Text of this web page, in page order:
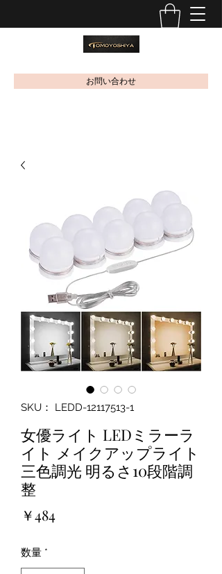
お問い合わせ
SKU： LEDD-12117513-1
女優ライト LEDミラーラ
イト メイクアップライト
三色調光 明るさ10段階調
整
￥484
数量 *